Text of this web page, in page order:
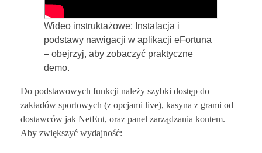
Wideo instruktażowe: Instalacja i
podstawy nawigacji w aplikacji eFortuna
– obejrzyj, aby zobaczyć praktyczne
demo.
Do podstawowych funkcji należy szybki dostęp do
zakładów sportowych (z opcjami live), kasyna z grami od
dostawców jak NetEnt, oraz panel zarządzania kontem.
Aby zwiększyć wydajność: